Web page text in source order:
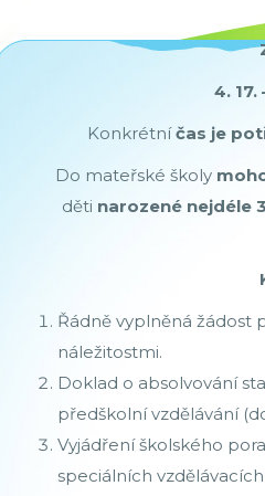
4.
Konkrétníčas je
Do mateřské školy
děti narozené nejdéle
Řádně vyplněná žádost
náležitostmi.
Doklad o absolvování
předškolní vzdělávání
Vyjádření školského
speciálních